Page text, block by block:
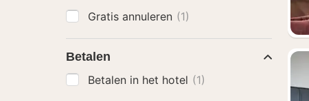
Gratis annuleren (1)
Betalen
Betalen in het hotel (1)